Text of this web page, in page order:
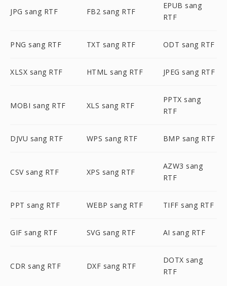
JPG sang RTF FB2 sang RTF
EPUB sang
RTF
PNG sang RTF TXT sang RTF ODT sang RTF
XLSX sang RTF HTML sang RTF JPEG sang RTF
MOBI sang RTF XLS sang RTF
PPTX sang
RTF
DJVU sang RTF WPS sang RTF BMP sang RTF
CSV sang RTF XPS sang RTF
AZW3 sang
RTF
PPT sang RTF WEBP sang RTF TIFF sang RTF
GIF sang RTF SVG sang RTF AI sang RTF
CDR sang RTF DXF sang RTF
DOTX sang
RTF